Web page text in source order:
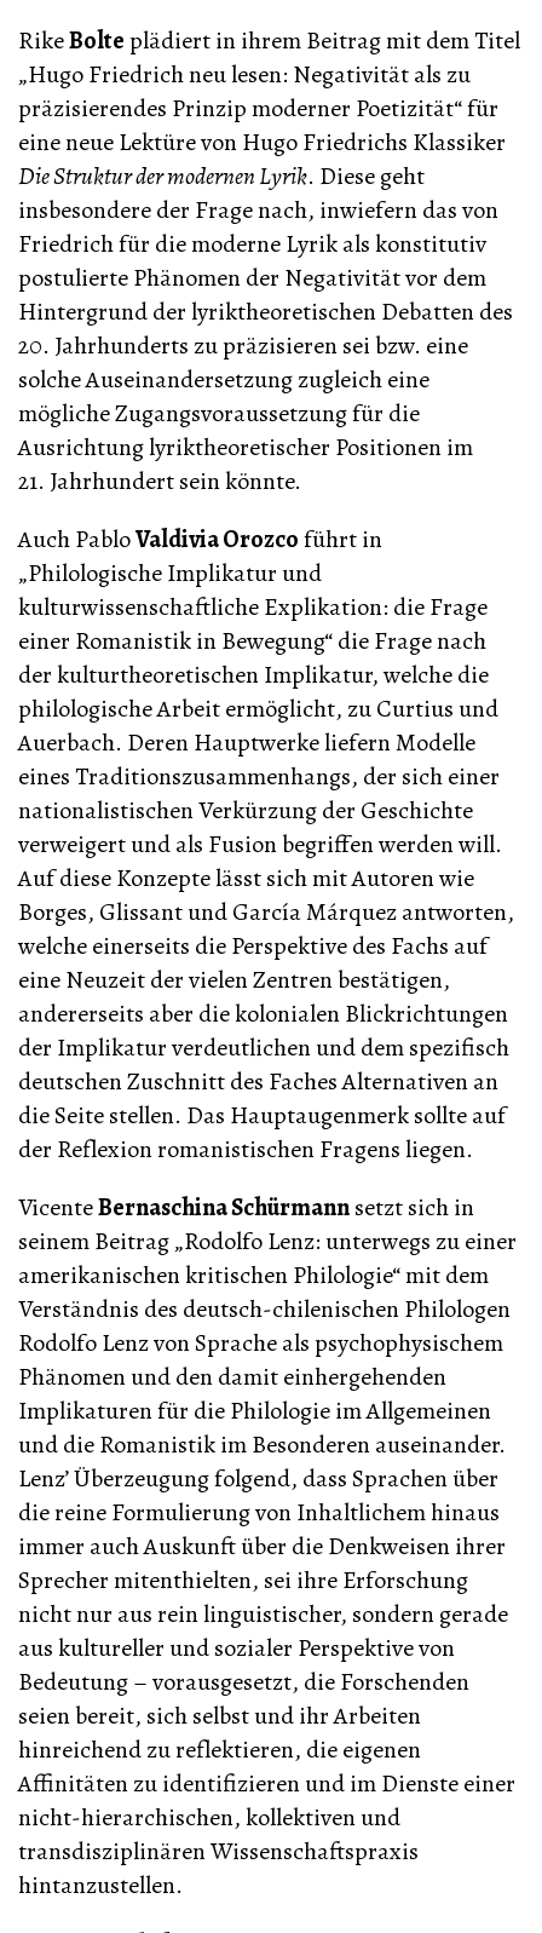
RikeBolteplädiert in ihrem Beitrag mit dem Titel
„Hugo Friedrich neu lesen: Negativität als zu
präzisierendes Prinzip moderner Poetizität“ für
eine neue Lektüre von Hugo Friedrichs Klassiker
Die Struktur der modernen Lyrik. Diese geht
insbesondere der Frage nach, inwiefern das von
Friedrich für die moderne Lyrik als konstitutiv
postulierte Phänomen der Negativität vor dem
Hintergrund der lyriktheoretischen Debatten des
20. Jahrhunderts zu präzisieren sei bzw. eine
solche Auseinandersetzung zugleich eine
mögliche Zugangsvoraussetzung für die
Ausrichtung lyriktheoretischer Positionen im
21. Jahrhundert sein könnte.
Auch PabloValdivia Orozcoführt in
„Philologische Implikatur und
kulturwissenschaftliche Explikation: die Frage
einer Romanistik in Bewegung“ die Frage nach
der kulturtheoretischen Implikatur, welche die
philologische Arbeit ermöglicht, zu Curtius und
Auerbach. Deren Hauptwerke liefern Modelle
eines Traditionszusammenhangs, der sich einer
nationalistischen Verkürzung der Geschichte
verweigert und als Fusion begriffen werden will.
Auf diese Konzepte lässt sich mit Autoren wie
Borges, Glissant und García Márquez antworten,
welche einerseits die Perspektive des Fachs auf
eine Neuzeit der vielen Zentren bestätigen,
andererseits aber die kolonialen Blickrichtungen
der Implikatur verdeutlichen und dem spezifisch
deutschen Zuschnitt des Faches Alternativen an
die Seite stellen. Das Hauptaugenmerk sollte auf
der Reflexion romanistischen Fragens liegen.
VicenteBernaschina Schürmannsetzt sich in
seinem Beitrag „Rodolfo Lenz: unterwegs zu einer
amerikanischen kritischen Philologie“ mit dem
Verständnis des deutsch-chilenischen Philologen
Rodolfo Lenz von Sprache als psychophysischem
Phänomen und den damit einhergehenden
Implikaturen für die Philologie im Allgemeinen
und die Romanistik im Besonderen auseinander.
Lenz’ Überzeugung folgend, dass Sprachen über
die reine Formulierung von Inhaltlichem hinaus
immer auch Auskunft über die Denkweisen ihrer
Sprecher mitenthielten, sei ihre Erforschung
nicht nur aus rein linguistischer, sondern gerade
aus kultureller und sozialer Perspektive von
Bedeutung – vorausgesetzt, die Forschenden
seien bereit, sich selbst und ihr Arbeiten
hinreichend zu reflektieren, die eigenen
Affinitäten zu identifizieren und im Dienste einer
nicht-hierarchischen, kollektiven und
transdisziplinären Wissenschaftspraxis
hintanzustellen.